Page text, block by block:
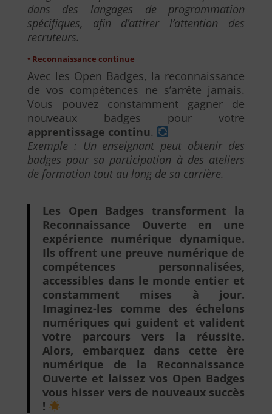
dans des langages de programmation
spécifiques, afin d’attirer l’attention des
recruteurs.
• Reconnaissance continue
Avec les Open Badges, la reconnaissance
de vos compétences ne s’arrête jamais.
Vous pouvez constamment gagner de
nouveaux badges pour votre
apprentissage continu.
Exemple : Un enseignant peut obtenir des
badges pour sa participation à des ateliers
de formation tout au long de sa carrière.
Les Open Badges transforment la
Reconnaissance Ouverte en une
expérience numérique dynamique.
Ils offrent une preuve numérique de
compétences personnalisées,
accessibles dans le monde entier et
constamment mises à jour.
Imaginez-les comme des échelons
numériques qui guident et valident
votre parcours vers la réussite.
Alors, embarquez dans cette ère
numérique de la Reconnaissance
Ouverte et laissez vos Open Badges
vous hisser vers de nouveaux succès
!